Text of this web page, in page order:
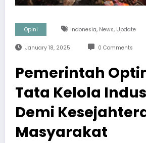
Opini Indonesia, News, Update
January 18, 2025 0 Comments
Pemerintah
Tata Kelola
Demi
Masyarakat